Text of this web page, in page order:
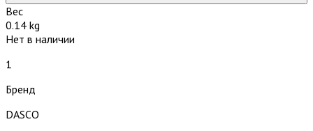
Вес
0.14 kg
Нет в наличии
1
Бренд
DASCO